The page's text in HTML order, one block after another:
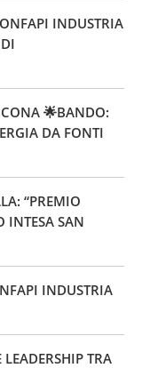
INDUSTRIA
🌟BANDO:
DA FONTI
“PREMIO
INTESA SAN
INDUSTRIA
LEADERSHIP TRA